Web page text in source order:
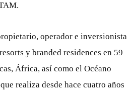
operador e inversionista
y branded residences en 59
África, así como el Océano
realiza desde hace cuatro años